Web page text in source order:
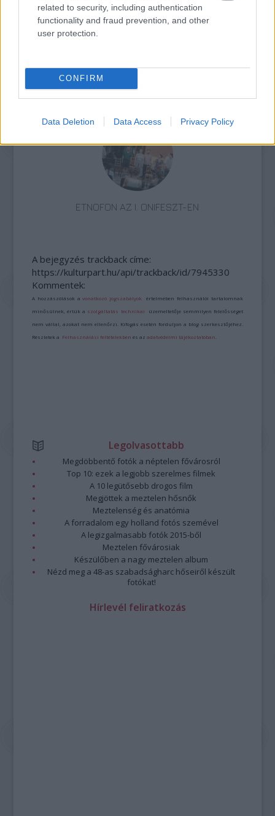
related to security, including authentication
functionality and fraud prevention, and other
user protection.
CONFIRM
Data Deletion Data Access Privacy Policy
AZ EMBERSÉG ÜNNEPE
ETNOFON AZ I. ONIFESZT-EN
A bejegyzés trackback címe:
https://kulturpart.hu/api/trackback/id/7945330
Kommentek:
A hozzászólások avonatkozó jogszabályok értelmében felhasználói tartalomnak
minősülnek, értük a szolgáltatás technikai üzemeltetője semmilyen felelősséget
nem vállal, azokat nem ellenőrzi. Kifogás esetén forduljon a blog szerkesztőjéhez.
Részletek a Felhasználási feltételekben és azadatvédelmi tájékoztatóban
Legolvasottabb
Megdöbbentő fotók a néptelen fővárosról
Top 10: ezek a legjobb szerelmes filmek
A 10 legütősebb drogos film
Megjöttek a meztelen hősnők
Meztelenség és anatómia
A forradalom egy holland fotós szemével
A legizgalmasabb fotók 2015-ből
Meztelen fővárosiak
Készülőben a nagy meztelen album
Nézd meg a 48-as szabadságharc hőseiről készült
fotókat!
Hírlevél feliratkozás